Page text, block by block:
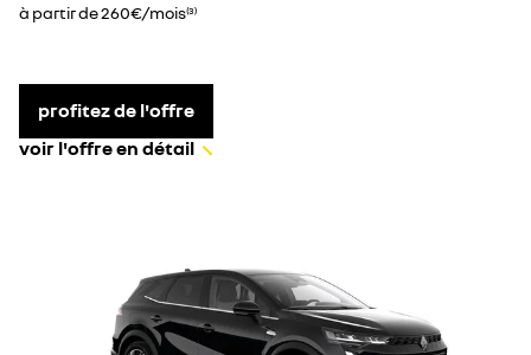
à partir de 260€/mois(3)
profitez de l'offre
voir l'offre en détail